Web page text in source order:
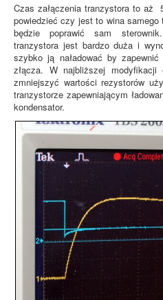
Czas załączenia tranzystora to aż
powiedzieć czy jest to wina
będzie poprawić sam
tranzystora jest bardzo duża i
szybko ją naładować by
złącza. W najbliższej modyfikacji
zmniejszyć wartości rezystorów
tranzystorze zapewniającym
kondensator.